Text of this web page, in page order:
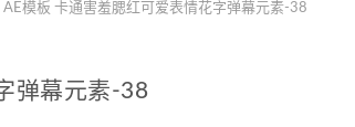
AE模板 卡通害羞腮红可爱表情花字弹幕元素-38
弹幕元素-38